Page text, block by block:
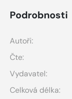
Podrobnosti
Autoři:
Čte:
Vydavatel:
Celková délka: